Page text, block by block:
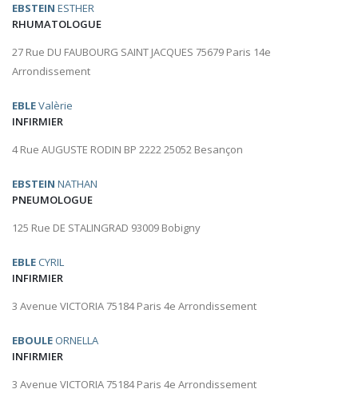
EBSTEIN ESTHER
RHUMATOLOGUE
27 Rue DU FAUBOURG SAINT JACQUES 75679 Paris 14e
Arrondissement
EBLEValèrie
INFIRMIER
4 Rue AUGUSTE RODIN BP 2222 25052 Besançon
EBSTEIN NATHAN
PNEUMOLOGUE
125 Rue DE STALINGRAD 93009 Bobigny
EBLE CYRIL
INFIRMIER
3 Avenue VICTORIA 75184 Paris 4e Arrondissement
EBOULE ORNELLA
INFIRMIER
3 Avenue VICTORIA 75184 Paris 4e Arrondissement